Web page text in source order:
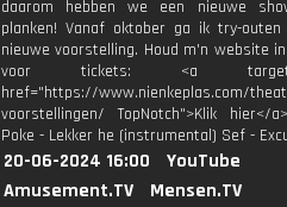
daarom hebben we een nieuwe
planken! Vanaf oktober ga ik try-
nieuwe voorstelling. Houd m'n website
voor tickets: <a
href="https://www.nienkeplas.com/
voorstellingen/ TopNotch">Klik hier</
Poke - Lekker he (instrumental) Sef -
20-06-2024 16:00
YouTube
Amusement.TV
Mensen.TV